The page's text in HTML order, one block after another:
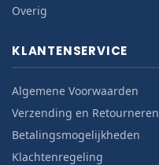
Overig
KLANTENSERVICE
Algemene Voorwaarden
Verzending en Retourneren
Betalingsmogelijkheden
Klachtenregeling